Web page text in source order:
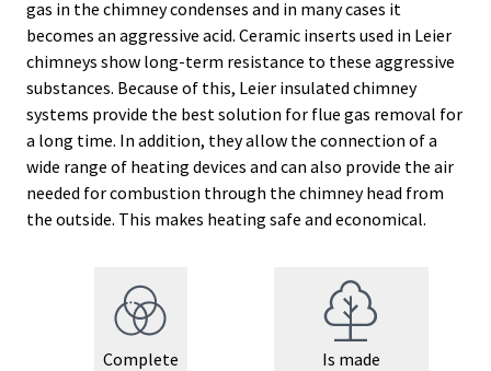
gas in the chimney condenses and in many cases it
becomes an aggressive acid. Ceramic inserts used in Leier
chimneys show long-term resistance to these aggressive
substances. Because of this, Leier insulated chimney
systems provide the best solution for flue gas removal for
a long time. In addition, they allow the connection of a
wide range of heating devices and can also provide the air
needed for combustion through the chimney head from
the outside. This makes heating safe and economical.
Complete
Is made